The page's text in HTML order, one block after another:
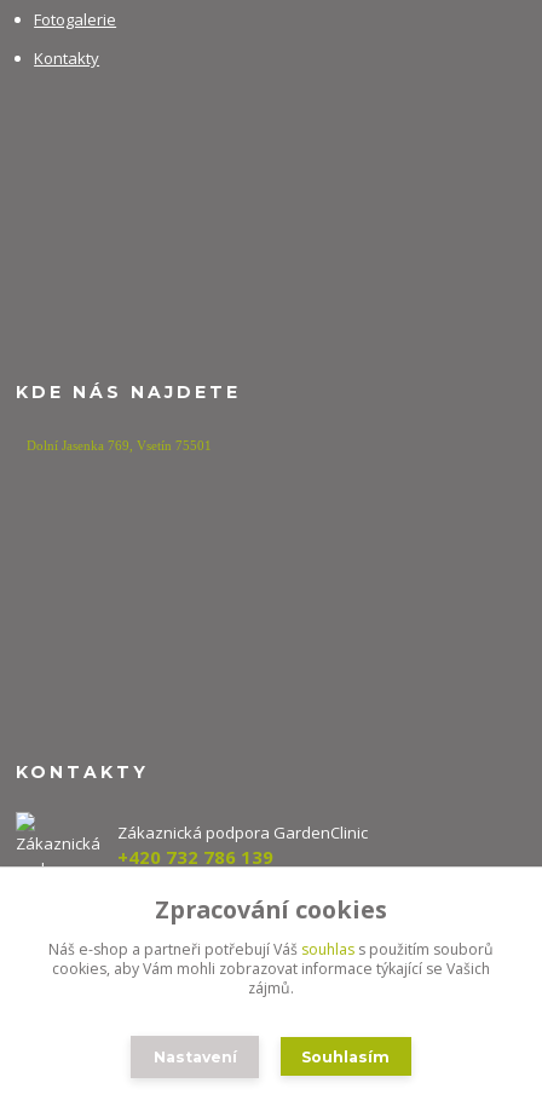
Fotogalerie
Kontakty
KDE NÁS NAJDETE
Dolní Jasenka 769,Vsetín 75501
KONTAKTY
Zákaznická podpora GardenClinic
+420 732 786 139
info@gardenclinic.cz
Zpracování cookies
Náš e-shop a partneři potřebují Váš souhlas s použitím souborů
cookies, aby Vám mohli zobrazovat informace týkající se Vašich
zájmů.
Nastavení Souhlasím